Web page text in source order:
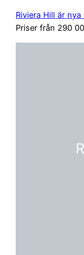
Riviera Hill är
Priser från 290